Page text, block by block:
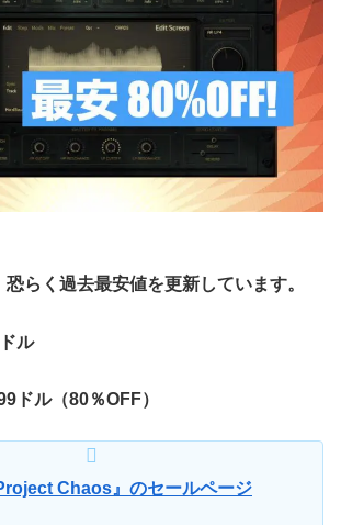
らく過去最安値を更新しています。
ル
ドル（80％OFF）
Chaos』のセールページ